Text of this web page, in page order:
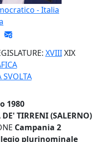
- Italia
XVIII XIX
SVOLTA
1980
DE' TIRRENI (SALERNO)
Campania 2
plurinominale